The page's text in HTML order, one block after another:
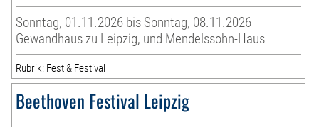
Sonntag, 01.11.2026 bis Sonntag, 08.11.2026
Gewandhaus zu Leipzig, und Mendelssohn-Haus
Rubrik: Fest & Festival
Beethoven Festival Leipzig